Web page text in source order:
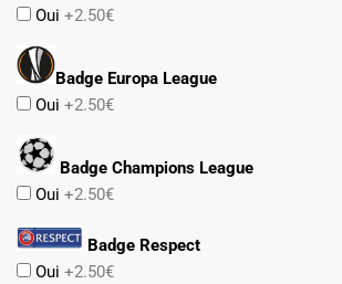
Oui +2.50€
Badge Europa League
Oui +2.50€
Badge Champions League
Oui +2.50€
Badge Respect
Oui +2.50€